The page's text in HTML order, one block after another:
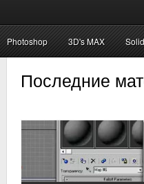
Photoshop 3D's MAX
Последние